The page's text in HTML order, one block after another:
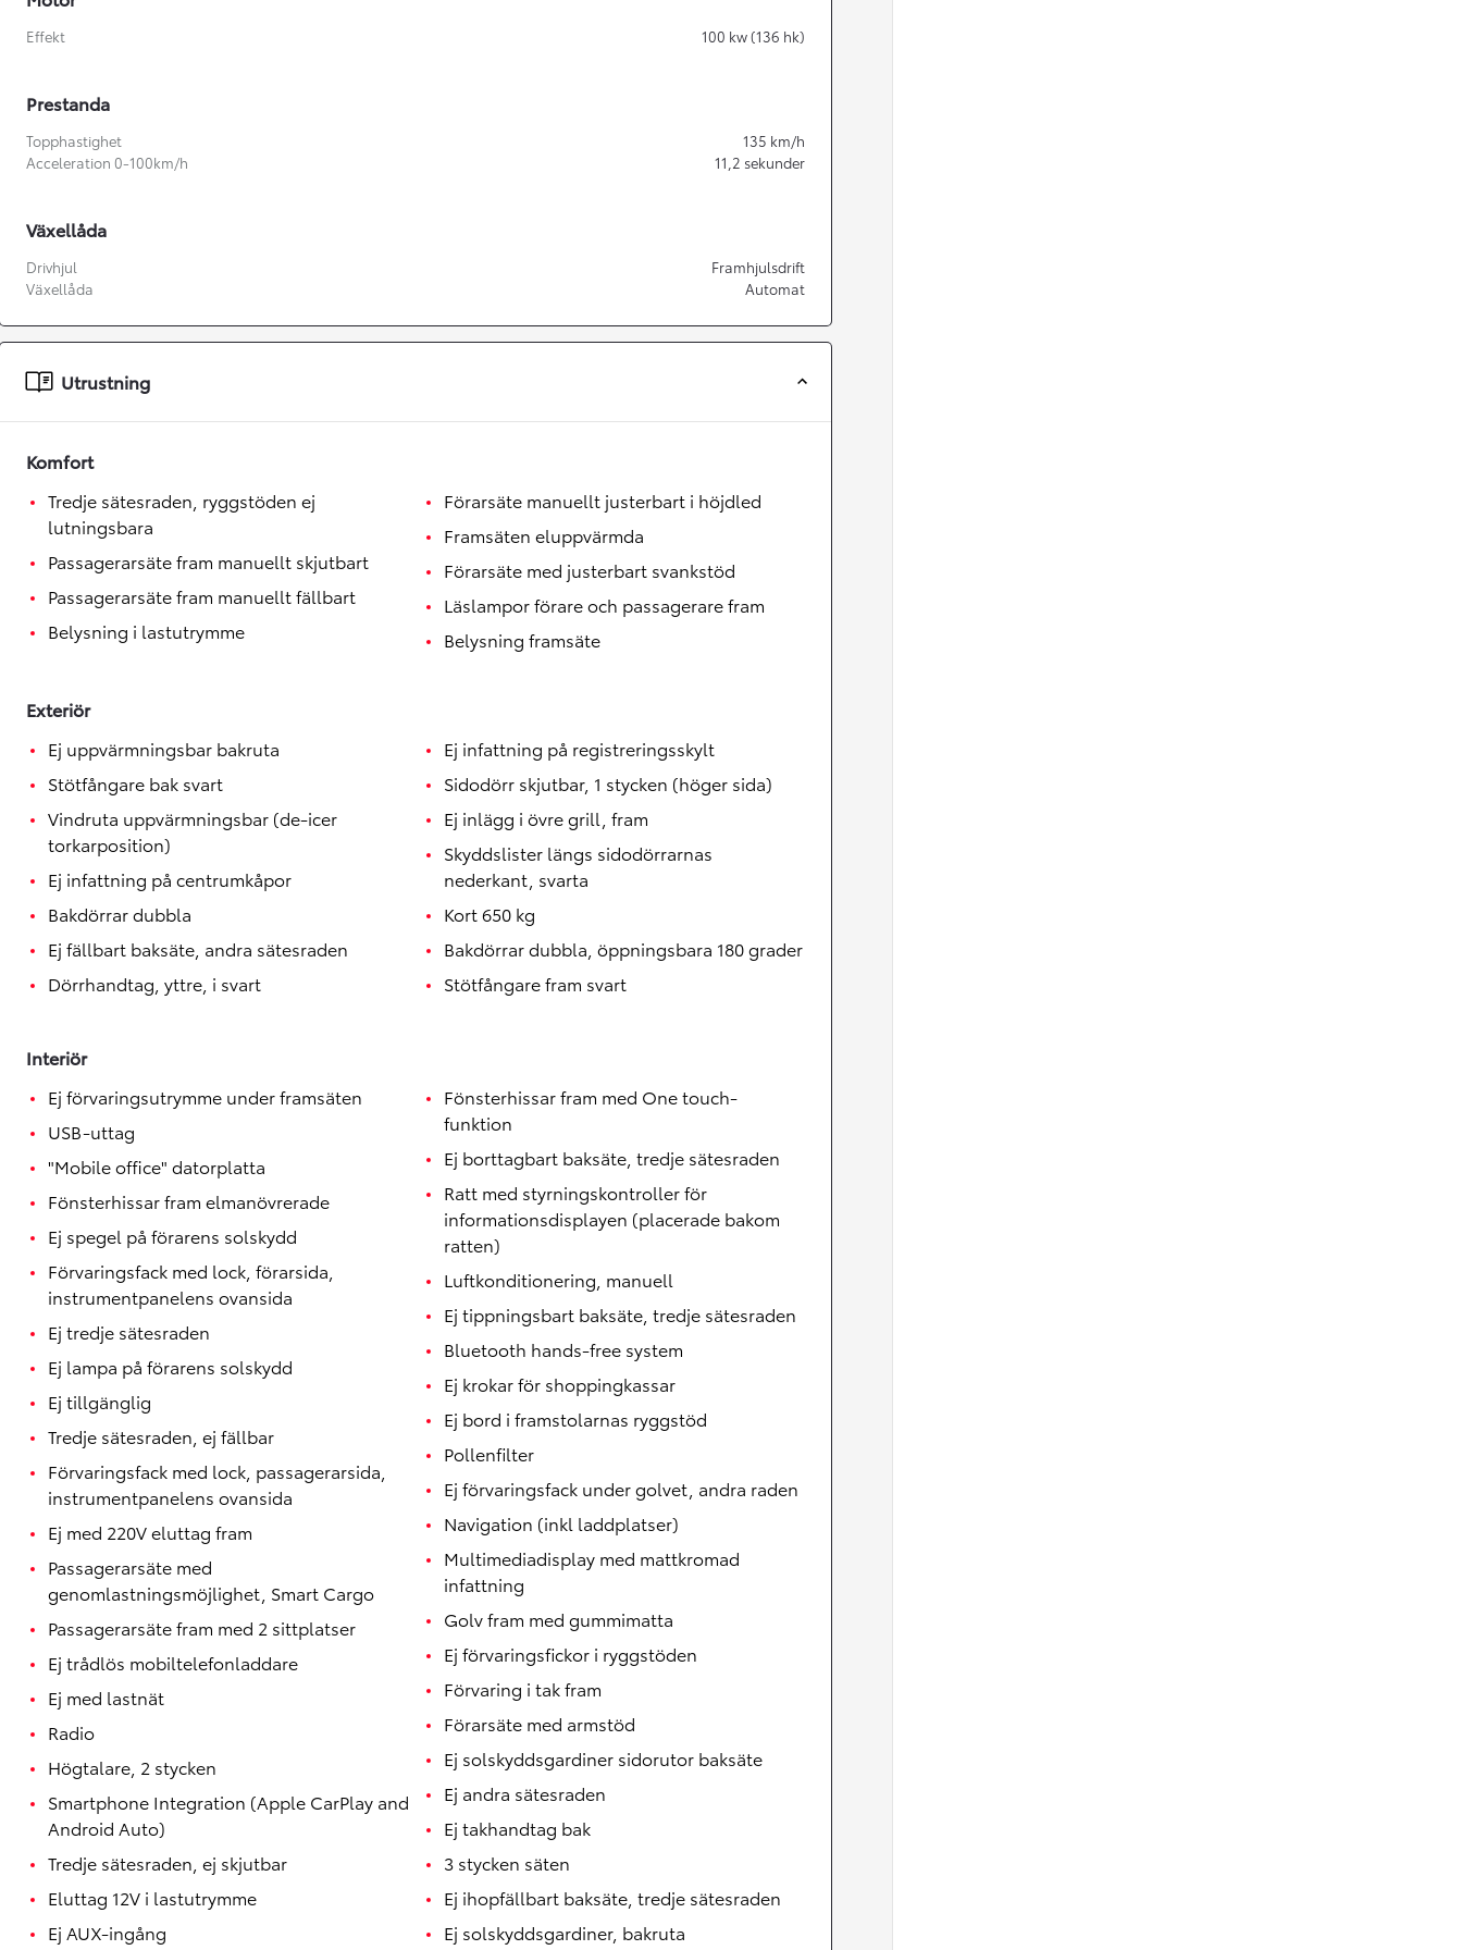
Easy Billån
BENSIN
Effekt 100 kw (136 hk)
Prestanda
Topphastighet 135 km/h
Acceleration 0-100km/h
11,2 sekunder
Växellåda
Drivhjul
Framhjulsdrift
Växellåda
Automat
Utrustning
Komfort
Tredje sätesraden, ryggstöden ej
lutningsbara
Passagerarsäte fram manuellt skjutbart
Passagerarsäte fram manuellt fällbart
Belysning i lastutrymme
Förarsäte manuellt justerbart i höjdled
Framsäten eluppvärmda
Förarsäte med justerbart svankstöd
Läslampor förare och passagerare fram
Belysning framsäte
Exteriör
Ej uppvärmningsbar bakruta
Stötfångare bak svart
Vindruta uppvärmningsbar (de-icer
torkarposition)
Ej infattning på centrumkåpor
Bakdörrar dubbla
Ej fällbart baksäte, andra sätesraden
Dörrhandtag, yttre, i svart
Ej infattning på registreringsskylt
Sidodörr skjutbar, 1 stycken (höger sida)
Ej inlägg i övre grill, fram
Skyddslister längs sidodörrarnas
nederkant, svarta
Kort 650 kg
Bakdörrar dubbla, öppningsbara 180 grader
Stötfångare fram svart
Interiör
Ej förvaringsutrymme under framsäten
USB-uttag
"Mobile office" datorplatta
Fönsterhissar fram elmanövrerade
Ej spegel på förarens solskydd
Förvaringsfack med lock, förarsida,
instrumentpanelens ovansida
Ej tredje sätesraden
Ej lampa på förarens solskydd
Ej tillgänglig
Tredje sätesraden, ej fällbar
Förvaringsfack med lock, passagerarsida,
instrumentpanelens ovansida
Ej med 220V eluttag fram
Passagerarsäte med
genomlastningsmöjlighet, Smart Cargo
Passagerarsäte fram med 2 sittplatser
Ej trådlös mobiltelefonladdare
Ej med lastnät
Radio
Högtalare, 2 stycken
Smartphone Integration (Apple CarPlay and
Android Auto)
Tredje sätesraden, ej skjutbar
Eluttag 12V i lastutrymme
Ej AUX-ingång
Fönsterhissar fram med One touch-
funktion
Ej borttagbart baksäte, tredje sätesraden
Ratt med styrningskontroller för
informationsdisplayen (placerade bakom
ratten)
Luftkonditionering, manuell
Ej tippningsbart baksäte, tredje sätesraden
Bluetooth hands-free system
Ej krokar för shoppingkassar
Ej bord i framstolarnas ryggstöd
Pollenfilter
Ej förvaringsfack under golvet, andra raden
Navigation (inkl laddplatser)
Multimediadisplay med mattkromad
infattning
Golv fram med gummimatta
Ej förvaringsfickor i ryggstöden
Förvaring i tak fram
Förarsäte med armstöd
Ej solskyddsgardiner sidorutor baksäte
Ej andra sätesraden
Ej takhandtag bak
3 stycken säten
Ej ihopfällbart baksäte, tredje sätesraden
Ej solskyddsgardiner, bakruta